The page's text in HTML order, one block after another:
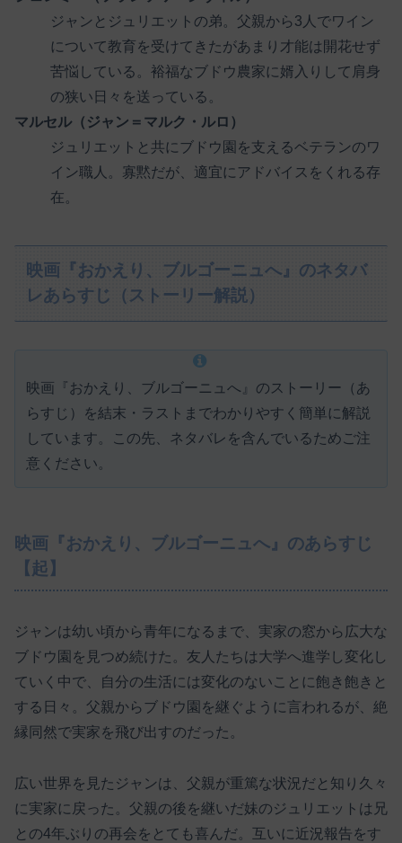
ジャンとジュリエットの弟。父親から3人でワイン
について教育を受けてきたがあまり才能は開花せず
苦悩している。裕福なブドウ農家に婿入りして肩身
の狭い日々を送っている。
マルセル（ジャン＝マルク・ルロ）
ジュリエットと共にブドウ園を支えるベテランのワ
イン職人。寡黙だが、適宜にアドバイスをくれる存
在。
映画『おかえり、ブルゴーニュへ』のネタバ
レあらすじ（ストーリー解説）
映画『おかえり、ブルゴーニュへ』のストーリー（あ
らすじ）を結末・ラストまでわかりやすく簡単に解説
しています。この先、ネタバレを含んでいるためご注
意ください。
映画『おかえり、ブルゴーニュへ』のあらすじ
【起】
ジャンは幼い頃から青年になるまで、実家の窓から広大な
ブドウ園を見つめ続けた。友人たちは大学へ進学し変化し
ていく中で、自分の生活には変化のないことに飽き飽きと
する日々。父親からブドウ園を継ぐように言われるが、絶
縁同然で実家を飛び出すのだった。
広い世界を見たジャンは、父親が重篤な状況だと知り久々
に実家に戻った。父親の後を継いだ妹のジュリエットは兄
との4年ぶりの再会をとても喜んだ。互いに近況報告をす